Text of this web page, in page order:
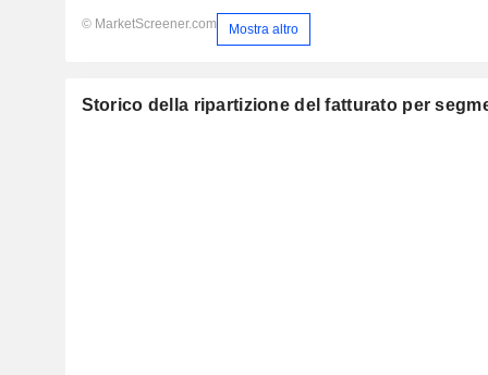
© MarketScreener.com Mostra altro
Storico della ripartizione del fatturato per